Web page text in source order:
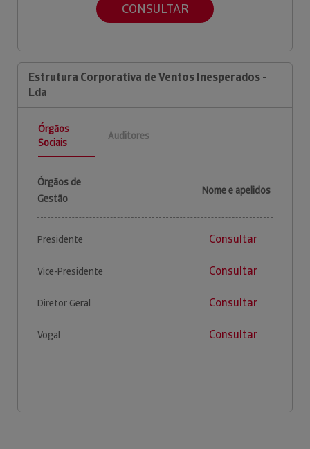
CONSULTAR
Estrutura Corporativa de Ventos Inesperados -
Lda
Órgãos
Sociais
Auditores
Órgãos de
Gestão
Nome e apelidos
Presidente Consultar
Vice-Presidente Consultar
Diretor Geral Consultar
Vogal Consultar